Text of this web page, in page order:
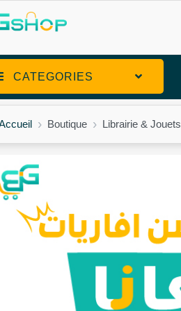
CATEGORIES
Boutique Librairie & Jouets